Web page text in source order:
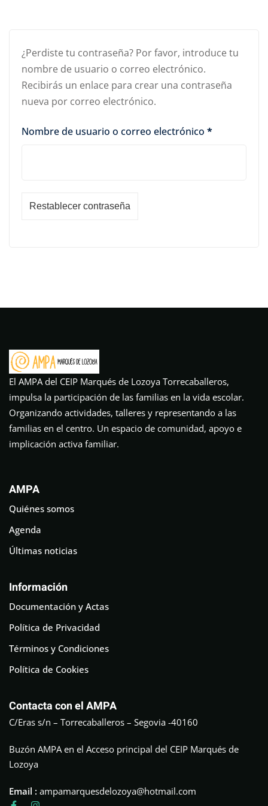
¿Perdiste tu contraseña? Por favor, introduce tu
nombre de usuario o correo electrónico.
Recibirás un enlace para crear una contraseña
nueva por correo electrónico.
Nombre de usuario o correo electrónico *
Restablecer contraseña
El AMPA del CEIP Marqués de Lozoya Torrecaballeros,
impulsa la participación de las familias en la vida escolar.
Organizando actividades, talleres y representando a las
familias en el centro. Un espacio de comunidad, apoyo e
implicación activa familiar.
AMPA
Quiénes somos
Agenda
Últimas noticias
Información
Documentación y Actas
Política de Privacidad
Términos y Condiciones
Política de Cookies
Contacta con el AMPA
C/Eras s/n – Torrecaballeros – Segovia -40160
Buzón AMPA en el Acceso principal del CEIP Marqués de
Lozoya
Email : ampamarquesdelozoya@hotmail.com